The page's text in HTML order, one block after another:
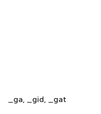
_ga, _gid, _gat